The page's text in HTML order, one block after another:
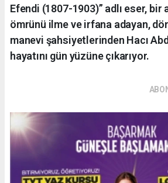
Efendi (1807-1903)” adlı eser, bir
ömrünü ilme ve irfana adayan,
manevi şahsiyetlerinden Hacı
hayatını gün yüzüne çıkarıyor.